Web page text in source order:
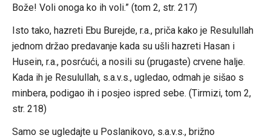
Bože! Voli onoga ko ih voli.” (tom 2, str. 217)
Isto tako, hazreti Ebu Burejde, r.a., priča kako je Resulullah
jednom držao predavanje kada su ušli hazreti Hasan i
Husein, r.a., posrćući, a nosili su (prugaste) crvene halje.
Kada ih je Resulullah, s.a.v.s., ugledao, odmah je sišao s
minbera, podigao ih i posjeo ispred sebe. (Tirmizi, tom 2,
str. 218)
Samo se ugledajte u Poslanikovo, s.a.v.s., brižno